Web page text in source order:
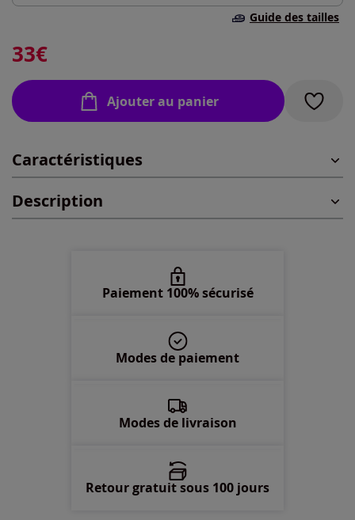
En stock
46 -En stock
48 -En stock
Disponible dans 3 semaines
Guide des tailles
33€
Ajouter au panier
Caractéristiques
Description
Paiement 100% sécurisé
Modes de paiement
Modes de livraison
Retour gratuit sous 100 jours